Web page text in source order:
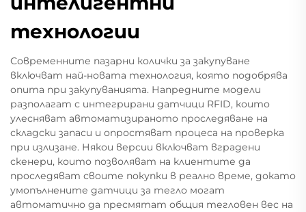
технологии
Современните пазарни колички за закупуване
включват най-новата технология, която подобрява
опита при закупуванията. Напредните модели
разполагат с интегрирани датчици RFID, които
улесняват автоматизираното проследяване на
складски запаси и опростяват процеса на проверка
при излизане. Някои версии включват вградени
скенери, които позволяват на клиентите да
проследяват своите покупки в реално време, докато
умопълнените датчици за тегло могат
автоматично да пресмятат общия тегловен вес на